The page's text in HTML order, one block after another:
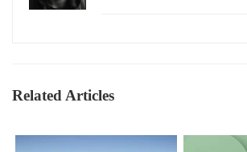
Related Articles